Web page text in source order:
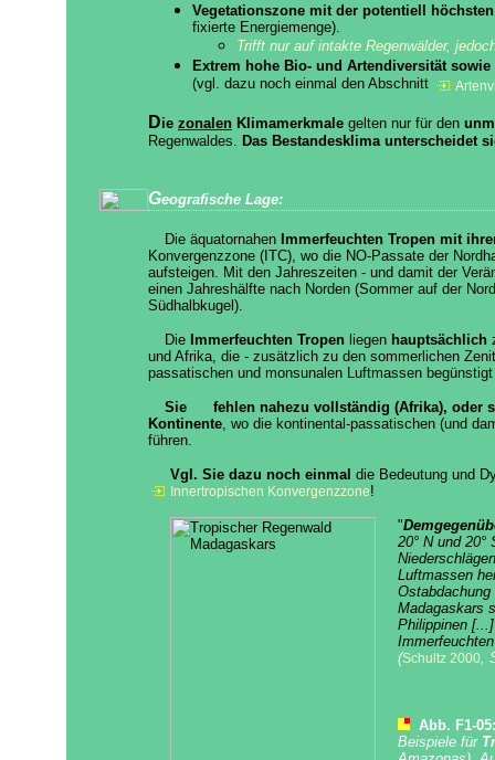
Vegetationszone mit der potentiell
fixierte Energiemenge).
Trifft nur auf intakte Regenwälder,
Extrem hohe Bio- und Artendiversität sowie
(vgl. dazu noch einmal den Abschnitt
Die zonalen Klimamerkmale gelten nur für den
Regenwaldes. Das Bestandesklima unterscheidet
Geografische Lage:
Die äquatornahen Immerfeuchten Tropen mit
Konvergenzzone (ITC), wo die NO-Passate der
aufsteigen. Mit den Jahreszeiten - und damit der
einen Jahreshälfte nach Norden (Sommer auf der
Südhalbkugel).
Die Immerfeuchten Tropen liegen hauptsächlich
und Afrika, die - zusätzlich zu den sommerlichen
passatischen und monsunalen Luftmassen
Sie
fehlen nahezu vollständig (Afrika), oder
Kontinente, wo die kontinental-passatischen (und
führen.
Vgl. Sie dazu noch einmal die Bedeutung und
Innertropischen Konvergenzzone!
"
20° N und
Luftmassen
Madagaskars
Philippinen
(Schultz 2000,
Abb. F1-05:
Beispiele für